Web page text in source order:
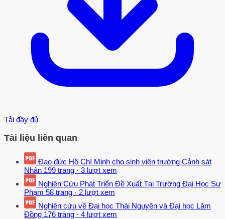
Tải đầy đủ
Tài liệu liên quan
Đạo đức Hồ Chí Minh cho sinh viên trường Cảnh sát
Nhân 199 trang · 3 lượt xem
Nghiên Cứu Phát Triển Đề Xuất Tại Trường Đại Học Sư
Phạm 58 trang · 2 lượt xem
Nghiên cứu về Đại học Thái Nguyên và Đại học Lâm
Đồng 176 trang · 4 lượt xem